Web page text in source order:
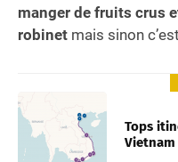
manger de fruits crus
robinet mais sinon
Tops
Vietnam